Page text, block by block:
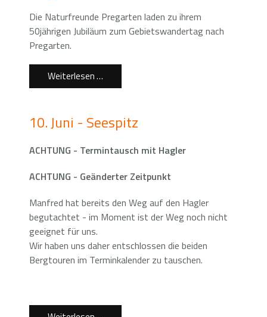
Die Naturfreunde Pregarten laden zu ihrem
50jährigen Jubiläum zum Gebietswandertag nach
Pregarten.
Weiterlesen …
10. Juni - Seespitz
ACHTUNG - Termintausch mit Hagler
ACHTUNG - Geänderter Zeitpunkt
Manfred hat bereits den Weg auf den Hagler
begutachtet - im Moment ist der Weg noch nicht
geeignet für uns.
Wir haben uns daher entschlossen die beiden
Bergtouren im Terminkalender zu tauschen.